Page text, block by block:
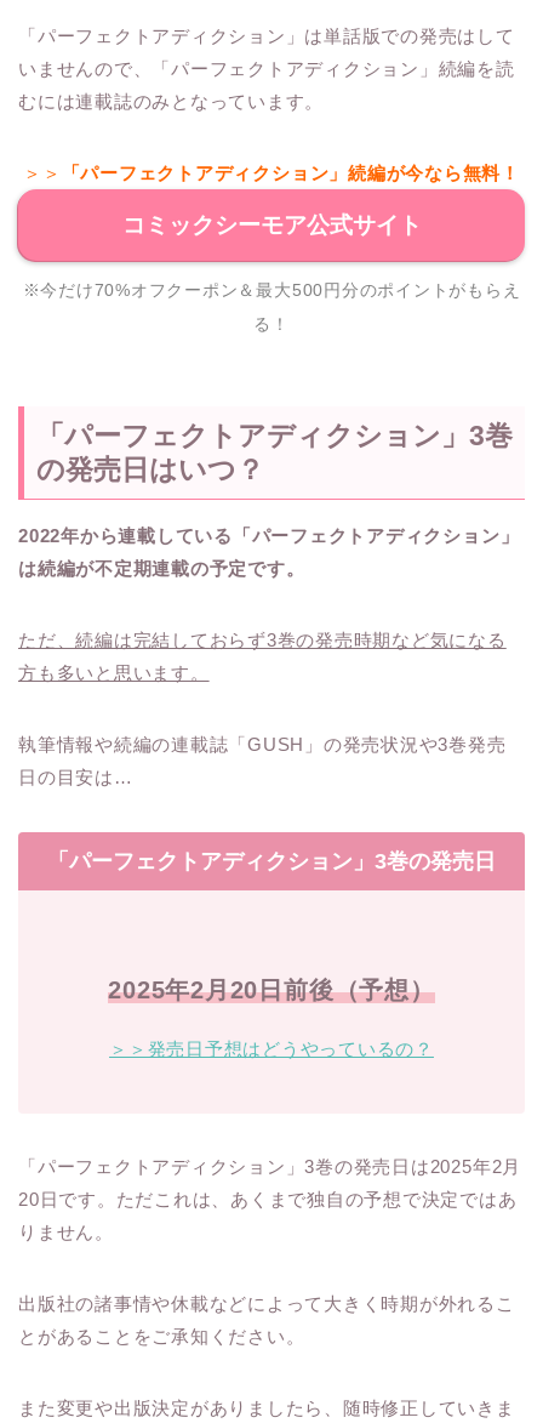
「パーフェクトアディクション」は単話版での発売はして
いませんので、「パーフェクトアディクション」続編を読
むには連載誌のみとなっています。
＞＞ 「パーフェクトアディクション」続編が今なら無料！
コミックシーモア公式サイト
※今だけ70%オフクーポン＆最大500円分のポイントがもらえ
る！
「パーフェクトアディクション」3巻
の発売日はいつ？
2022年から連載している「パーフェクトアディクション」
は続編が不定期連載の予定です。
ただ、続編は完結しておらず3巻の発売時期など気になる
方も多いと思います。
執筆情報や続編の連載誌「GUSH」の発売状況や3巻発売
日の目安は…
「パーフェクトアディクション」3巻の発売日
2025年2月20日前後（予想）
＞＞発売日予想はどうやっているの？
「パーフェクトアディクション」3巻の発売日は2025年2月
20日です。ただこれは、あくまで独自の予想で決定ではあ
りません。
出版社の諸事情や休載などによって大きく時期が外れるこ
とがあることをご承知ください。
また変更や出版決定がありましたら、随時修正していきま